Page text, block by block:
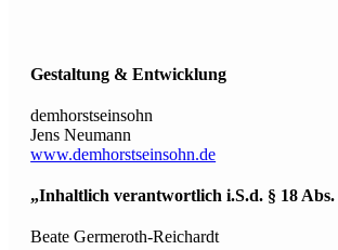
Gestaltung & Entwicklung
demhorstseinsohn
Jens Neumann
www.demhorstseinsohn.de
„Inhaltlich verantwortlich i.S.d. § 18
Beate Germeroth-Reichardt